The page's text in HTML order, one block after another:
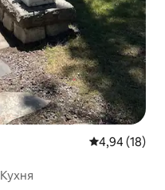
Середня
4,94 (18)
Кухня